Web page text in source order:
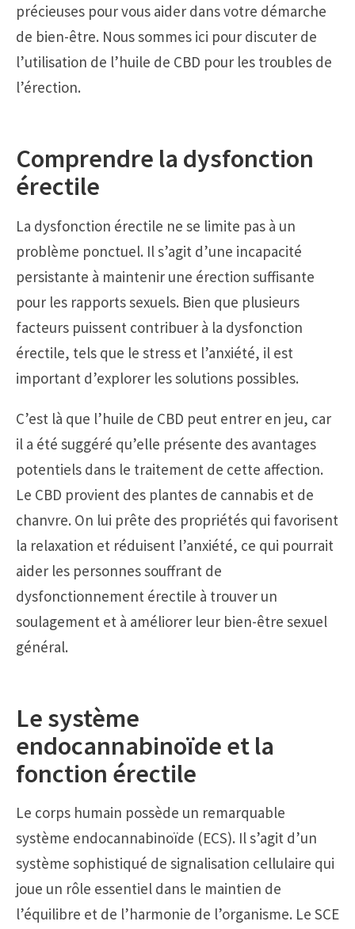
précieuses pour vous aider dans votre démarche
de bien-être. Nous sommes ici pour discuter de
l’utilisation de l’huile de CBD pour les troubles de
l’érection.
Comprendre la dysfonction
érectile
La dysfonction érectile ne se limite pas à un
problème ponctuel. Il s’agit d’une incapacité
persistante à maintenir une érection suffisante
pour les rapports sexuels. Bien que plusieurs
facteurs puissent contribuer à la dysfonction
érectile, tels que le stress et l’anxiété, il est
important d’explorer les solutions possibles.
C’est là que l’huile de CBD peut entrer en jeu, car
il a été suggéré qu’elle présente des avantages
potentiels dans le traitement de cette affection.
Le CBD provient des plantes de cannabis et de
chanvre. On lui prête des propriétés qui favorisent
la relaxation et réduisent l’anxiété, ce qui pourrait
aider les personnes souffrant de
dysfonctionnement érectile à trouver un
soulagement et à améliorer leur bien-être sexuel
général.
Le système
endocannabinoïde et la
fonction érectile
Le corps humain possède un remarquable
système endocannabinoïde (ECS). Il s’agit d’un
système sophistiqué de signalisation cellulaire qui
joue un rôle essentiel dans le maintien de
l’équilibre et de l’harmonie de l’organisme. Le SCE